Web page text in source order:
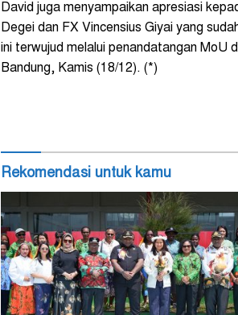
David juga menyampaikan apresiasi
Degei dan FX Vincensius Giyai yang
ini terwujud melalui penandatangan MoU
Bandung, Kamis (18/12). (*)
Rekomendasi untuk kamu